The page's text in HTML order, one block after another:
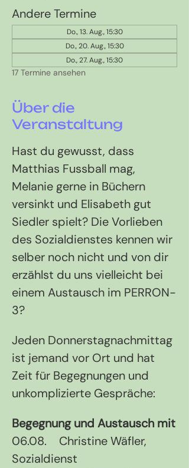
Andere Termine
Do., 13. Aug., 15:30
Do., 20. Aug., 15:30
Do., 27. Aug., 15:30
17 Termine ansehen
Über die
Veranstaltung
Hast du gewusst, dass
Matthias Fussball mag,
Melanie gerne in Büchern
versinkt und Elisabeth gut
Siedler spielt? Die Vorlieben
des Sozialdienstes kennen wir
selber noch nicht und von dir
erzählst du uns vielleicht bei
einem Austausch im PERRON-
3?
Jeden Donnerstagnachmittag
ist jemand vor Ort und hat
Zeit für Begegnungen und
unkomplizierte Gespräche:
Begegnung und Austausch mit
06.08.	Christine Wäfler,
Sozialdienst